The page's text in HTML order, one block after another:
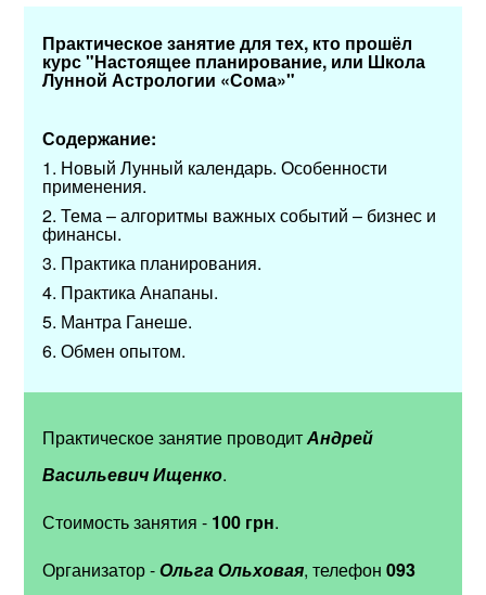
Практическое занятие для тех, кто прошёл
курс "Настоящее планирование, или Школа
Лунной Астрологии «Сома»"
Содержание:
1. Новый Лунный календарь. Особенности
применения.
2. Тема – алгоритмы важных событий – бизнес и
финансы.
3. Практика планирования.
4. Практика Анапаны.
5. Мантра Ганеше.
6. Обмен опытом.
Практическое занятие проводитАндрей
Васильевич Ищенко.
Стоимость занятия - 100 грн.
Организатор -Ольга Ольховая, телефон093